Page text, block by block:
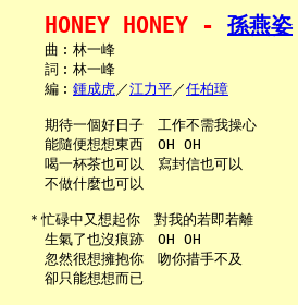
HONEY HONEY - 孫燕姿
     曲︰林一峰
     詞︰林一峰
     編︰
鍾成虎／江力平／任柏璋
     期待一個好日子　工作不需我操心
     能隨便想想東西　OH OH
     喝一杯茶也可以　寫封信也可以
     不做什麼也可以
   ＊忙碌中又想起你　對我的若即若離
     生氣了也沒痕跡　OH OH
     忽然很想擁抱你　吻你措手不及
     卻只能想想而已